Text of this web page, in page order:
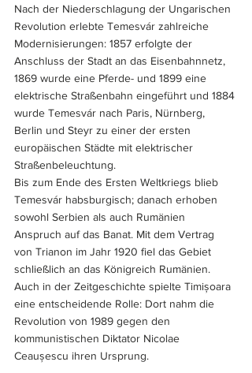
Nach der Niederschlagung der Ungarischen
Revolution erlebte Temesvár zahlreiche
Modernisierungen: 1857 erfolgte der
Anschluss der Stadt an das Eisenbahnnetz,
1869 wurde eine Pferde- und 1899 eine
elektrische Straßenbahn eingeführt und 1884
wurde Temesvár nach Paris, Nürnberg,
Berlin und Steyr zu einer der ersten
europäischen Städte mit elektrischer
Straßenbeleuchtung.
Bis zum Ende des Ersten Weltkriegs blieb
Temesvár habsburgisch; danach erhoben
sowohl Serbien als auch Rumänien
Anspruch auf das Banat. Mit dem Vertrag
von Trianon im Jahr 1920 fiel das Gebiet
schließlich an das Königreich Rumänien.
Auch in der Zeitgeschichte spielte Timișoara
eine entscheidende Rolle: Dort nahm die
Revolution von 1989 gegen den
kommunistischen Diktator Nicolae
Ceaușescu ihren Ursprung.